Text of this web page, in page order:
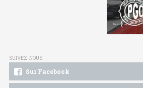
SUIVEZ-NOUS
Sur Facebook